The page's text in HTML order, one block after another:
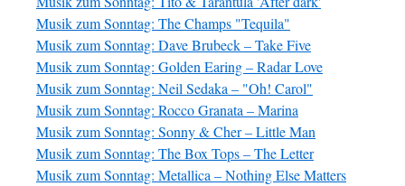
Musik zum Sonntag: The Champs "Tequila"
Musik zum Sonntag: Dave Brubeck – Take Five
Musik zum Sonntag: Golden Earing – Radar Love
Musik zum Sonntag: Neil Sedaka – "Oh! Carol"
Musik zum Sonntag: Rocco Granata – Marina
Musik zum Sonntag: Sonny & Cher – Little Man
Musik zum Sonntag: The Box Tops – The Letter
Musik zum Sonntag: Metallica – Nothing Else Matters